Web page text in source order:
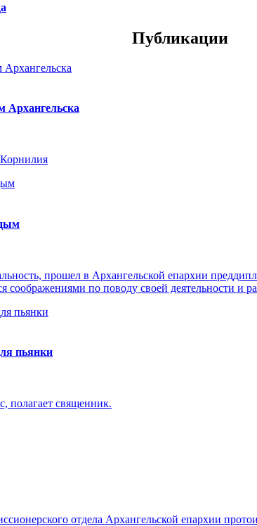
Публикации
Архангельска
прошел в Архангельской епархии
по поводу своей деятельности и
пьянки
полагает священник.
отдела Архангельской епархии